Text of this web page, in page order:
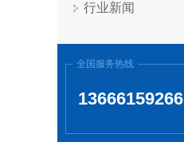
行业新闻
全国服务热线
13666159266